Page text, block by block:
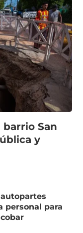
barrio San
y
personal para